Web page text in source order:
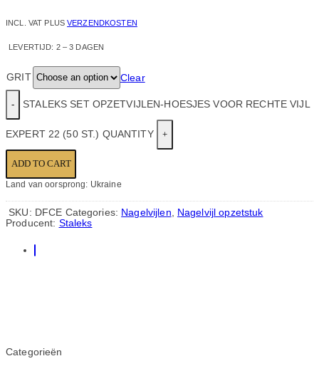
INCL. VAT PLUSVERZENDKOSTEN
LEVERTIJD: 2 – 3 DAGEN
GRIT Clear
STALEKS SET OPZETVIJLEN-HOESJES VOOR RECHTE VIJL
EXPERT 22 (50 ST.) QUANTITY
ADD TO CART
Land van oorsprong: Ukraine
SKU: DFCE Categories: Nagelvijlen
Nagelvijl opzetstuk
Producent: Staleks
Categorieën